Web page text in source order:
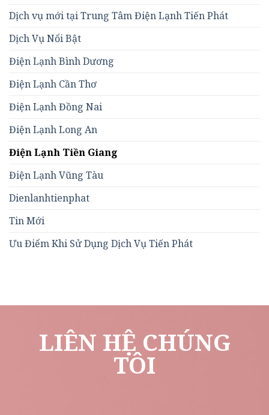
Dịch vụ mới tại Trung Tâm Điện Lạnh Tiến Phát
Dịch Vụ Nổi Bật
Điện Lạnh Bình Dương
Điện Lạnh Cần Thơ
Điện Lạnh Đồng Nai
Điện Lạnh Long An
Điện Lạnh Tiền Giang
Điện Lạnh Vũng Tàu
Dienlanhtienphat
Tin Mới
Ưu Điểm Khi Sử Dụng Dịch Vụ Tiến Phát
LIÊN HỆ CHÚNG
TÔI